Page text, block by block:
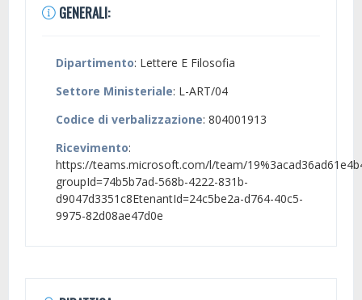
GENERALI:
Dipartimento: Lettere E Filosofia
Settore Ministeriale: L-ART/04
Codice di verbalizzazione: 804001913
Ricevimento:
https://teams.microsoft.com/l/team/
groupId=74b5b7ad-568b-4222-831b-
d9047d3351c8EtenantId=24c5be2a-d764-40c5-
9975-82d08ae47d0e